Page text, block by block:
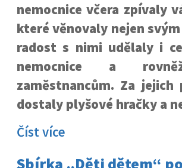
nemocnice včera zpívaly
které věnovaly nejen
radost s nimi udělaly i
nemocnice a
zaměstnancům. Za
dostaly plyšové hračky a
Číst více
Sbírka „Děti dětem“